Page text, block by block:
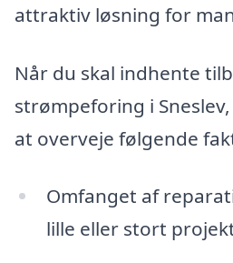
attraktiv løsning for
Når du skal indhente
strømpeforing i
at overveje følgende
Omfanget af
lille eller stort